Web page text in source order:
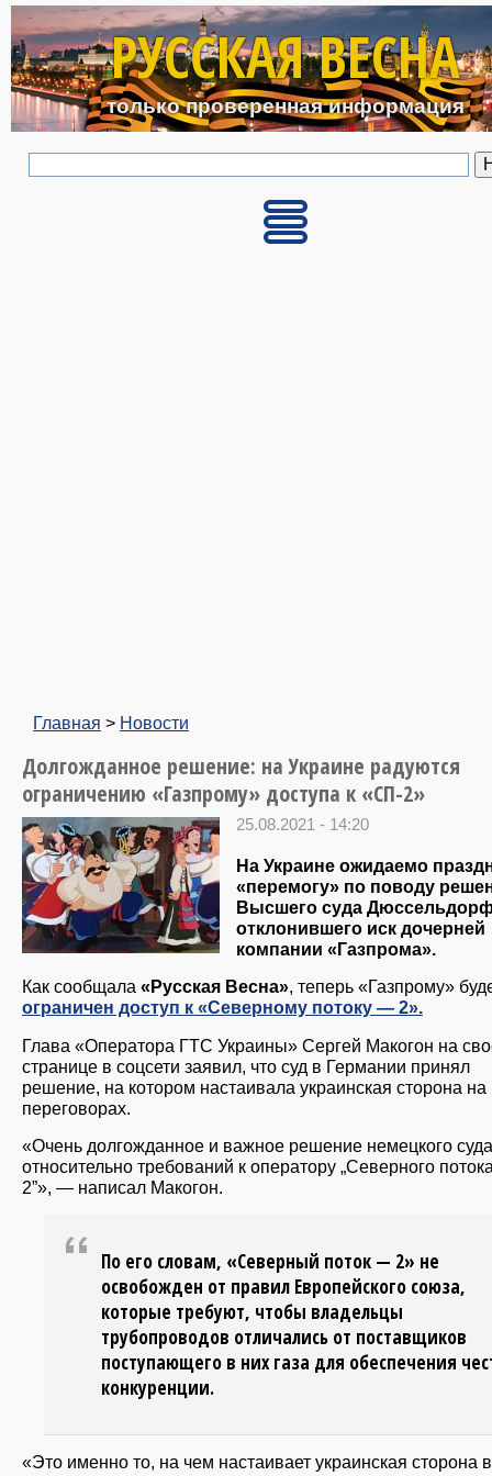
Перейти к основному
РУССКАЯ ВЕСНА
только проверенная информация
Главная > Новости
Долгожданное решение: на Украине радуются
ограничению «Газпрому» доступа к «СП-2»
25.08.2021 - 14:20
На Украине ожидаемо
«перемогу» по поводу
Высшего суда
отклонившего иск дочерней
компании «Газпрома».
Как сообщала «Русская Весна», теперь «Газпрому»
ограничен доступ к «Северному потоку — 2».
Глава «Оператора ГТС Украины» Сергей Макогон на
странице в соцсети заявил, что суд в Германии принял
решение, на котором настаивала украинская сторона на
переговорах.
«Очень долгожданное и важное решение немецкого суда
относительно требований к оператору „Северного
2”», — написал Макогон.
По его словам, «Северный поток — 2» не
освобожден от правил Европейского союза,
которые требуют, чтобы владельцы
трубопроводов отличались от поставщиков
поступающего в них газа для обеспечения
конкуренции.
«Это именно то, на чем настаивает украинская сторона в